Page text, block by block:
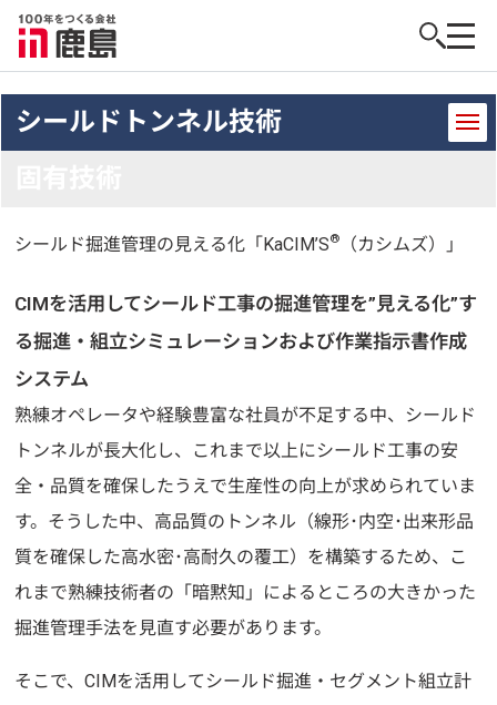
シールドトンネル技術
シールド掘進管理の見える化 「KaCIM’S® （カシムズ）」
CIMを活用してシールド工事の掘進管理を”見える化”す
る掘進・組立シミュレーションおよび作業指示書作成
システム
熟練オペレータや経験豊富な社員が不足する中、シールド
トンネルが長大化し、これまで以上にシールド工事の安
全・品質を確保したうえで生産性の向上が求められていま
す。そうした中、高品質のトンネル（線形･内空･出来形品
質を確保した高水密･高耐久の覆工）を構築するため、こ
れまで熟練技術者の「暗黙知」によるところの大きかった
掘進管理手法を見直す必要があります。
そこで、CIMを活用してシールド掘進・セグメント組立計